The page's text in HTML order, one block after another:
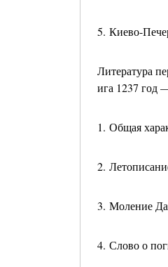
5. Киево-
Литература
ига 1237 год
1. Общая
2.
3. Моление
4. Слово о